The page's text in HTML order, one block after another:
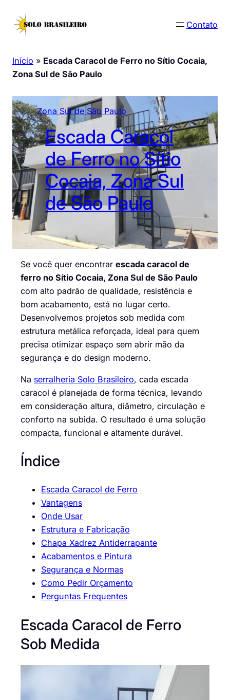
para
Contato
Início » Escada Caracol de Ferro no Sítio Cocaia,
Zona Sul de São Paulo
Zona Sul de São Paulo
Escada Caracol
de Ferro no Sítio
Cocaia, Zona Sul
de São Paulo
Se você quer encontrar escada caracol de
ferro no Sítio Cocaia, Zona Sul de São Paulo
com alto padrão de qualidade, resistência e
bom acabamento, está no lugar certo.
Desenvolvemos projetos sob medida com
estrutura metálica reforçada, ideal para quem
precisa otimizar espaço sem abrir mão da
segurança e do design moderno.
Na serralheria Solo Brasileiro, cada escada
caracol é planejada de forma técnica, levando
em consideração altura, diâmetro, circulação e
conforto na subida. O resultado é uma solução
compacta, funcional e altamente durável.
Índice
Escada Caracol de Ferro
Vantagens
Onde Usar
Estrutura e Fabricação
Chapa Xadrez Antiderrapante
Acabamentos e Pintura
Segurança e Normas
Como Pedir Orçamento
Perguntas Frequentes
Escada Caracol de Ferro
Sob Medida